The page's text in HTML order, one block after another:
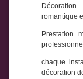
romantique
Prestation
chaque
décoration